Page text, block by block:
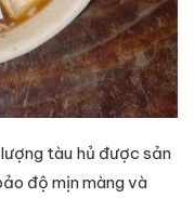
tàu hủ được sản
độ mịn màng và